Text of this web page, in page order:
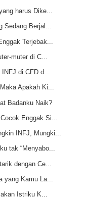
harus Dike...
Sedang Berjal...
Terjebak...
muter di C...
INFJ di CFD d...
Apakah Ki...
Badanku Naik?
Enggak Si...
INFJ, Mungki...
tak “Menyabo...
dengan Ce...
yang Kamu La...
Istriku K...